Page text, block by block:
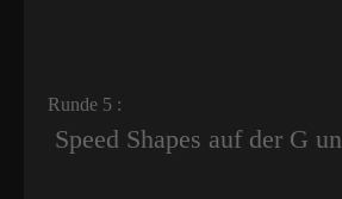
Runde 5 :
Speed Shapes auf der G